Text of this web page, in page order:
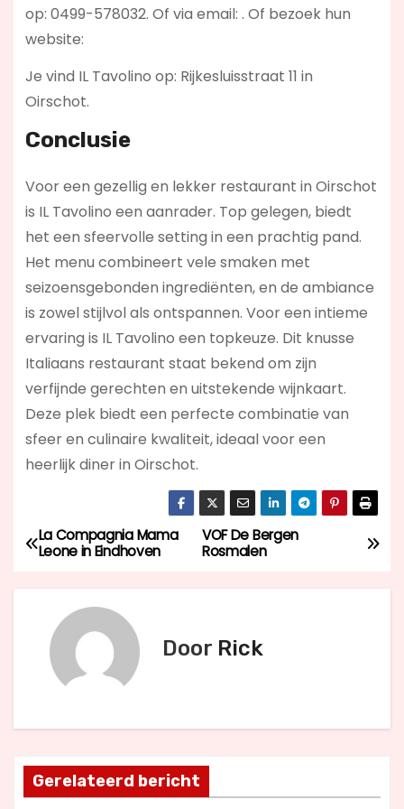
op: 0499-578032. Of via email: . Of bezoek hun
website:
Je vind IL Tavolino op: Rijkesluisstraat 11 in
Oirschot.
Conclusie
Voor een gezellig en lekker restaurant in Oirschot
is IL Tavolino een aanrader. Top gelegen, biedt
het een sfeervolle setting in een prachtig pand.
Het menu combineert vele smaken met
seizoensgebonden ingrediënten, en de ambiance
is zowel stijlvol als ontspannen. Voor een intieme
ervaring is IL Tavolino een topkeuze. Dit knusse
Italiaans restaurant staat bekend om zijn
verfijnde gerechten en uitstekende wijnkaart.
Deze plek biedt een perfecte combinatie van
sfeer en culinaire kwaliteit, ideaal voor een
heerlijk diner in Oirschot.
B
e
h
t
VOF De Bergen
Rosmalen
La Compagnia Mama
Leone in Eindhoven
Door Rick
Gerelateerd bericht